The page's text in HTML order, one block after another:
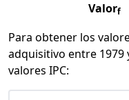
Valorf
Para obtener los
adquisitivo entre 1979
valores IPC: